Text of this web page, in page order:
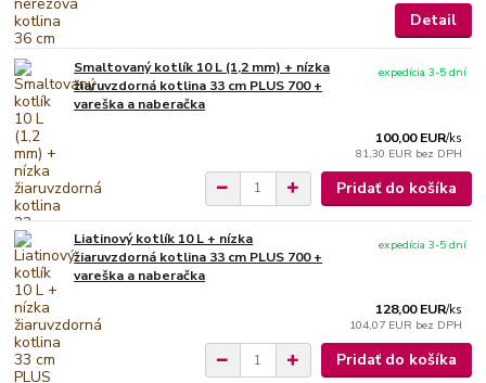
Detail
Smaltovaný kotlík 10 L (1,2 mm) + nízka
žiaruvzdorná kotlina 33 cm PLUS 700 +
vareška a naberačka
100,00 EUR/ks
81,30 EUR bez DPH
expedícia 3-5 dní
Pridať do košíka
Liatinový kotlík 10 L + nízka
žiaruvzdorná kotlina 33 cm PLUS 700 +
vareška a naberačka
128,00 EUR/ks
104,07 EUR bez DPH
expedícia 3-5 dní
Pridať do košíka